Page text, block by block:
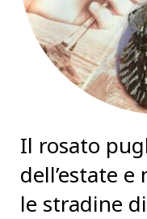
Contatti
Il rosato
dell’estate
le stradine